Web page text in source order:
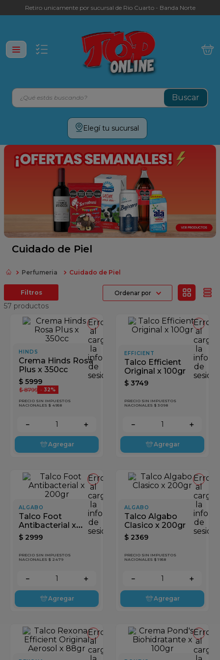
Retiro unicamente por sucursal de Rio Cuarto - Banda Norte
¿Qué estás buscando?
Elegí tu sucursal
Cuidado de Piel
Perfumeria Cuidado de Piel
Ordenar por
57 productos
Error
al
cargar
la
información
de
sesión
HINDS
Crema Hinds Rosa
Plus x 350cc
$ 5999
$ 8799 - 32%
PRECIO SIN IMPUESTOS
NACIONALES $ 4958
＋
－
Agregar
Error
al
cargar
la
de
sesión
EFFICIENT
Talco Efficient
Original x 100gr
$ 3749
PRECIO SIN IMPUESTOS
NACIONALES $ 3098
＋
－
Agregar
Error
al
cargar
la
información
de
sesión
ALGABO
Talco Foot
Antibacterial x
200gr
$ 2999
PRECIO SIN IMPUESTOS
NACIONALES $ 2479
＋
－
Agregar
Error
al
cargar
la
de
sesión
ALGABO
Talco Algabo
Clasico x 200gr
$ 2369
PRECIO SIN IMPUESTOS
NACIONALES $ 1958
＋
－
Agregar
Error
al
cargar
Error
al
cargar
Términos más buscados
yerba
queso
arroz